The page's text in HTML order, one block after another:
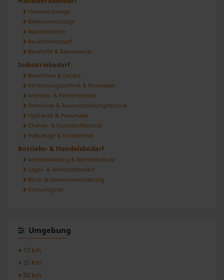
zu können und die Zugriffe auf unsere Website zu
analysieren. Außerdem geben wir Informationen zu Ihrer
Verwendung unserer Website an unsere Partner für
soziale Medien, Werbung und Analysen weiter. Unsere
weiteren Daten zusammen, die Sie ihnen bereitgestellt
haben oder die sie im Rahmen Ihrer Nutzung der Dienste
gesammelt haben.
Handwerkzeuge
Elektrowerkzeuge
Baumaschinen
Baustellenbedarf
Baustoffe & Baumaterial
Industriebedarf
Maschinen & Geräte
Verbindungstechnik & Normalien
Antriebs- & Fördertechnik
Elektronik & Automatisierungstechnik
Hydraulik & Pneumatik
Chemie- & Kunststofftechnik
Halbzeuge & Vormaterial
Betriebs- & Handelsbedarf
Arbeitskleidung & Betriebsschutz
Lager- & Werkstattbedarf
Büro- & Gewerbeausstattung
Konsumgüter
Umgebung
+ 10 km
+ 25 km
+ 50 km